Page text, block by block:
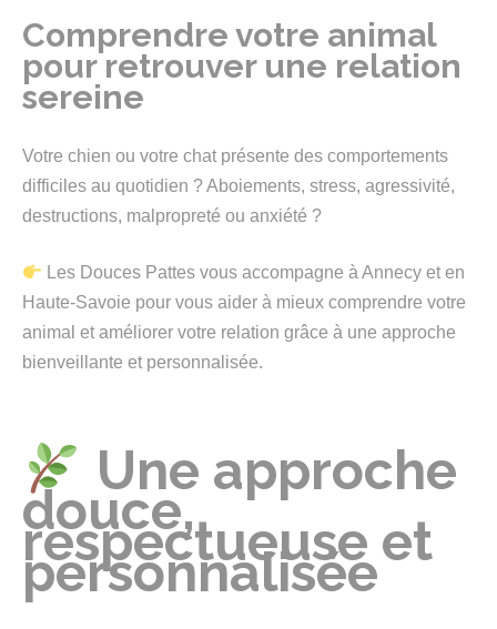
Comprendre votre animal
pour retrouver une relation
sereine
Votre chien ou votre chat présente des comportements
difficiles au quotidien ? Aboiements, stress, agressivité,
destructions, malpropreté ou anxiété ?
Les Douces Pattes vous accompagne à Annecy et en
Haute-Savoie pour vous aider à mieux comprendre votre
animal et améliorer votre relation grâce à une approche
bienveillante et personnalisée.
Une approche
douce,
respectueuse et
personnalisée